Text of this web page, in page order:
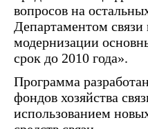
вопросов на
Департаментом
модернизации
срок до 2010 года».
Программа
фондов хозяйства
использованием